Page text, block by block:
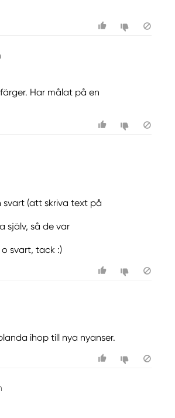
Har målat på en
(att skriva text på
själv, så de var
svart, tack :)
ihop till nya nyanser.